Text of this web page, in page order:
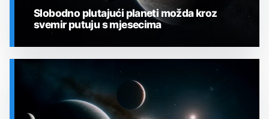
Slobodno plutajući planeti možda kroz
svemir putuju s mjesecima